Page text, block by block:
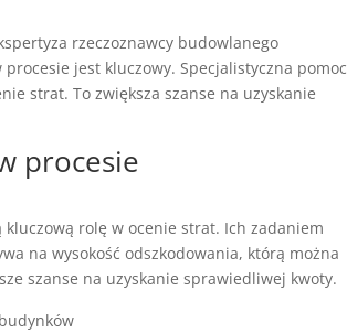
rzeczoznawcy budowlanego
procesie jest kluczowy. Specjalistyczna pomoc
strat. To zwiększa szanse na uzyskanie
procesie
rolę w ocenie strat. Ich zadaniem
na wysokość odszkodowania, którą można
szanse na uzyskanie sprawiedliwej kwoty.